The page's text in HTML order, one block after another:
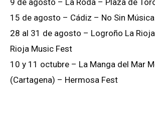
15 de agosto – Cádiz – No Sin Música
28 al 31 de agosto – Logroño La
Rioja Music Fest
10 y 11 octubre – La Manga del Mar
(Cartagena) – Hermosa Fest